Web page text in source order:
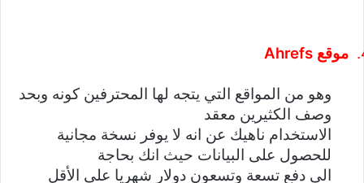
موقع Ahrefs
وهو من المواقع التي يتجه لها المحترفين كونه وبحد
وصف الكثيرين معقد
الاستخدام ناهيك عن انه لا يوفر نسخة مجانية
للحصول على البيانات حيث انك بحاجة
الى دفع تسعة وتسعون دولار شهريا على الأقل